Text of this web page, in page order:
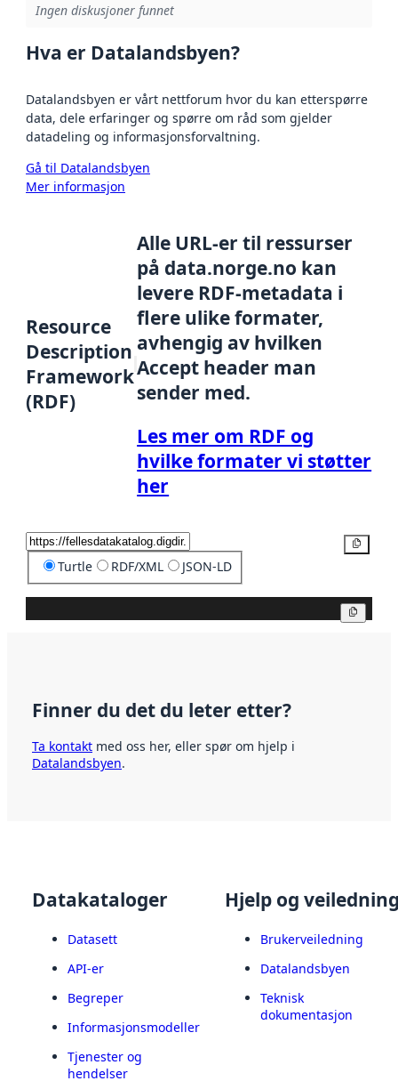
Ingen diskusjoner funnet
Hva er Datalandsbyen?
Datalandsbyen er vårt nettforum hvor du kan etterspørre
data, dele erfaringer og spørre om råd som gjelder
datadeling og informasjonsforvaltning.
Gå til Datalandsbyen
Mer informasjon
Resource
Description
Framework
(RDF)
Alle URL-er til ressurser
på data.norge.no kan
levere RDF-metadata i
flere ulike formater,
avhengig av hvilken
Accept header man
sender med.
Les mer om RDF og
hvilke formater vi støtter
her
Turtle RDF/XML JSON-LD
Finner du det du leter etter?
Ta kontakt med oss her, eller spør om hjelp i
Datalandsbyen.
Datakataloger
Datasett
API-er
Begreper
Informasjonsmodeller
Tjenester og
hendelser
Hjelp og
Brukerveiledning
Datalandsbyen
Teknisk
dokumentasjon